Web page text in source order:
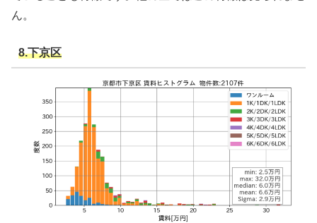
ん。
8.下京区